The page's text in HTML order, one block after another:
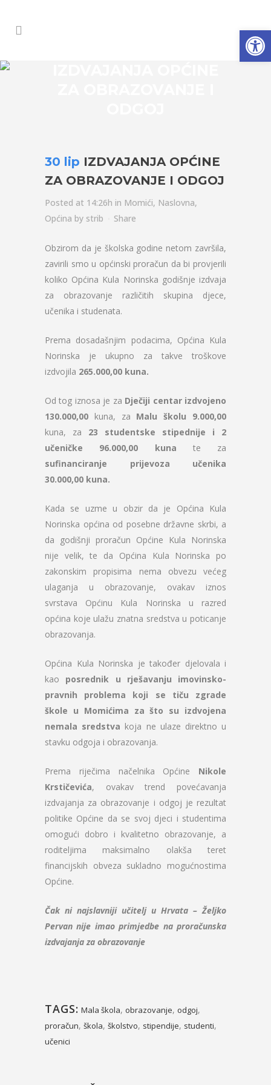
30 lip IZDVAJANJA OPĆINE
ZA OBRAZOVANJE I ODGOJ
Posted at 14:26h in Momići, Naslovna,
Općina by strib Share
Obzirom da je školska godine netom završila,
zavirili smo u općinski proračun da bi provjerili
koliko Općina Kula Norinska godišnje izdvaja
za obrazovanje različitih skupina djece,
učenika i studenata.
Prema dosadašnjim podacima, Općina Kula
Norinska je ukupno za takve troškove
izdvojila 265.000,00 kuna.
Od tog iznosa je za Dječiji centar izdvojeno
130.000,00 kuna, za Malu školu 9.000,00
kuna, za 23 studentske stipednije i 2
učeničke 96.000,00 kuna te za
sufinanciranje prijevoza učenika
30.000,00 kuna.
Kada se uzme u obzir da je Općina Kula
Norinska općina od posebne državne skrbi, a
da godišnji proračun Općine Kula Norinska
nije velik, te da Općina Kula Norinska po
zakonskim propisima nema obvezu većeg
ulaganja u obrazovanje, ovakav iznos
svrstava Općinu Kula Norinska u razred
općina koje ulažu znatna sredstva u poticanje
obrazovanja.
Općina Kula Norinska je također djelovala i
kao posrednik u rješavanju imovinsko-
pravnih problema koji se tiču zgrade
škole u Momićima za što su izdvojena
nemala sredstva koja ne ulaze direktno u
stavku odgoja i obrazovanja.
Prema riječima načelnika Općine Nikole
Krstičevića, ovakav trend povećavanja
izdvajanja za obrazovanje i odgoj je rezultat
politike Općine da se svoj djeci i studentima
omogući dobro i kvalitetno obrazovanje, a
roditeljima maksimalno olakša teret
financijskih obveza sukladno mogućnostima
Općine.
Čak ni najslavniji učitelj u Hrvata – Željko
Pervan nije imao primjedbe na proračunska
izdvajanja za obrazovanje
TAGS: Mala škola, obrazovanje, odgoj,
proračun, škola, školstvo, stipendije, studenti,
učenici